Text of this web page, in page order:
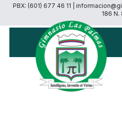
PBX: (601) 677 46 11 |
186